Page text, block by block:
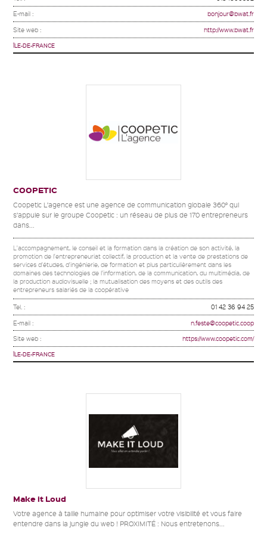
E-mail : bonjour@bwat.fr
Site web : http://www.bwat.fr
ÎLE-DE-FRANCE
COOPETIC
Coopetic L’agence est une agence de communication globale 360° qui
s’appuie sur le groupe Coopetic : un réseau de plus de 170 entrepreneurs
dans...
L'accompagnement, le conseil et la formation dans la création de son activité, la
promotion de l'entrepreneuriat collectif, la production et la vente de prestations de
services d'études, d'ingénierie, de formation et plus particulièrement dans les
domaines des technologies de l'information, de la communication, du multimédia, de
la production audiovisuelle ; la mutualisation des moyens et des outils des
entrepreneurs salariés de la coopérative
Tel. : 01 42 36 94 25
E-mail : n.feste@coopetic.coop
Site web : https://www.coopetic.com/
ÎLE-DE-FRANCE
Make it Loud
Votre agence à taille humaine pour optimiser votre visibilité et vous faire
entendre dans la jungle du web ! PROXIMITÉ : Nous entretenons...